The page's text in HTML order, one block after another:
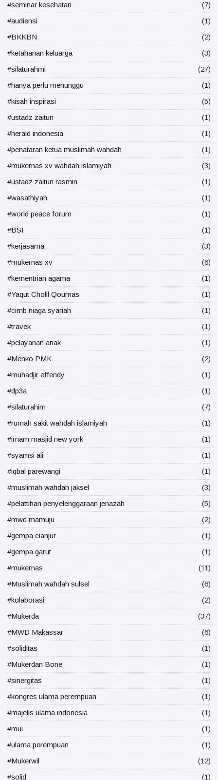
#seminar kesehatan
(7)
#audiensi
(1)
#BKKBN
(2)
#ketahanan keluarga
(3)
#silaturahmi
(27)
#hanya perlu menunggu
(1)
#kisah inspirasi
(5)
#ustadz zaitun
(1)
#herald indonesia
(1)
#penataran ketua muslimah wahdah
(1)
#mukernas xv wahdah islamiyah
(3)
#ustadz zaitun rasmin
(1)
#wasathiyah
(1)
#world peace forum
(1)
#BSI
(1)
#kerjasama
(3)
#mukernas xv
(6)
#kementrian agama
(1)
#Yaqut Cholil Qoumas
(1)
#cimb niaga syariah
(1)
#travek
(1)
#pelayanan anak
(1)
#Menko PMK
(2)
#muhadjir effendy
(1)
#dp3a
(1)
#silaturahim
(7)
#rumah sakit wahdah islamiyah
(1)
#imam masjid new york
(1)
#syamsi ali
(1)
#iqbal parewangi
(1)
#muslimah wahdah jaksel
(3)
#pelattihan penyelenggaraan jenazah
(5)
#mwd mamuju
(2)
#gempa cianjur
(1)
#gempa garut
(1)
#mukernas
(11)
#Muslimah wahdah sulsel
(6)
#kolaborasi
(2)
#Mukerda
(37)
#MWD Makassar
(6)
#soliditas
(1)
#Mukerdan Bone
(1)
#sinergitas
(1)
#kongres ulama perempuan
(1)
#majelis ulama indonesia
(1)
#mui
(1)
#ulama perempuan
(1)
#Mukerwil
(12)
#solid
(1)